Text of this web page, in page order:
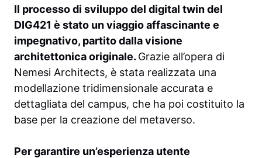
Il processo di sviluppo del digital twin del
DIG421 è stato un viaggio affascinante e
impegnativo, partito dalla visione
architettonica originale. Grazie all’opera di
Nemesi Architects, è stata realizzata una
modellazione tridimensionale accurata e
dettagliata del campus, che ha poi costituito la
base per la creazione del metaverso.
Per garantire un’esperienza utente